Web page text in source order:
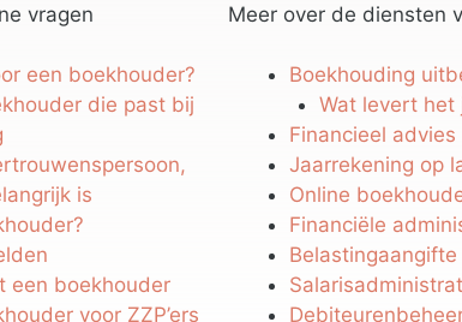
vragen
een boekhouder?
die past bij
is
een boekhouder
voor ZZP’ers
Meer over de diensten
Boekhouding
Wat levert het
Financieel advies
Jaarrekening op
Online
Financiële